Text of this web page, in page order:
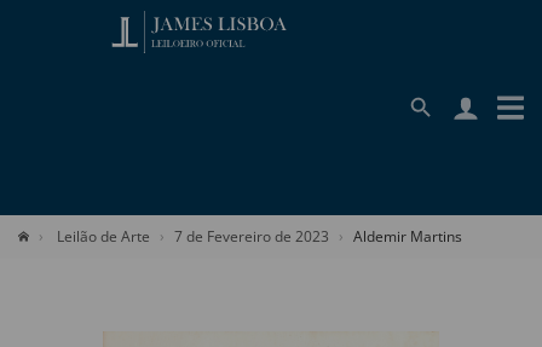
Leilão de Arte 7 de Fevereiro de 2023 Aldemir Martins